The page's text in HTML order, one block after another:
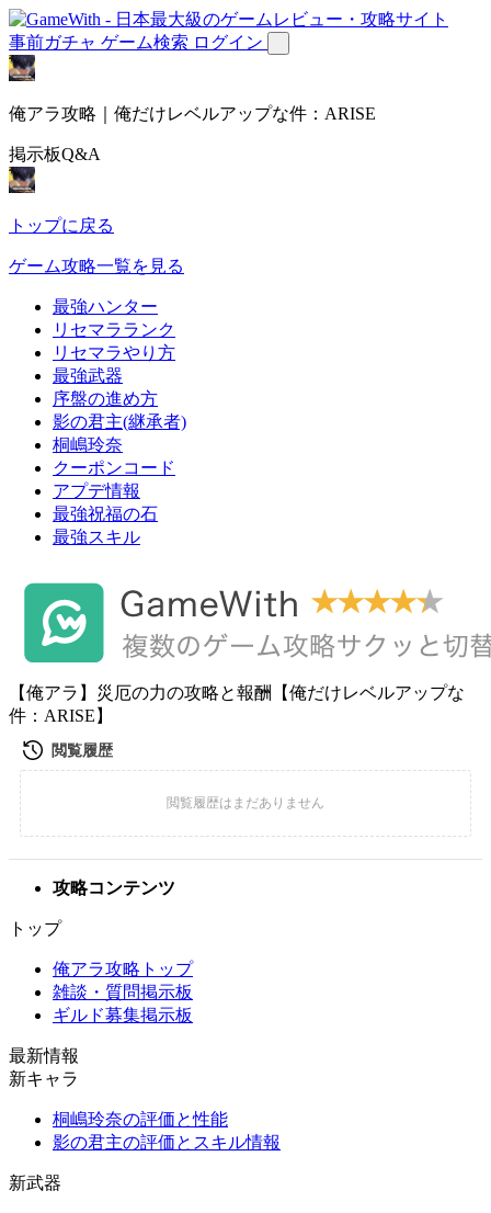
事前ガチャ ゲーム検索 ログイン
俺アラ攻略｜俺だけレベルアップな件：ARISE
掲示板Q&A
トップに戻る
ゲーム攻略一覧を見る
最強ハンター
リセマラランク
リセマラやり方
最強武器
序盤の進め方
影の君主(継承者)
桐嶋玲奈
クーポンコード
アプデ情報
最強祝福の石
最強スキル
【俺アラ】災厄の力の攻略と報酬【俺だけレベルアップな
件：ARISE】
攻略コンテンツ
トップ
俺アラ攻略トップ
雑談・質問掲示板
ギルド募集掲示板
最新情報
新キャラ
桐嶋玲奈の評価と性能
影の君主の評価とスキル情報
新武器